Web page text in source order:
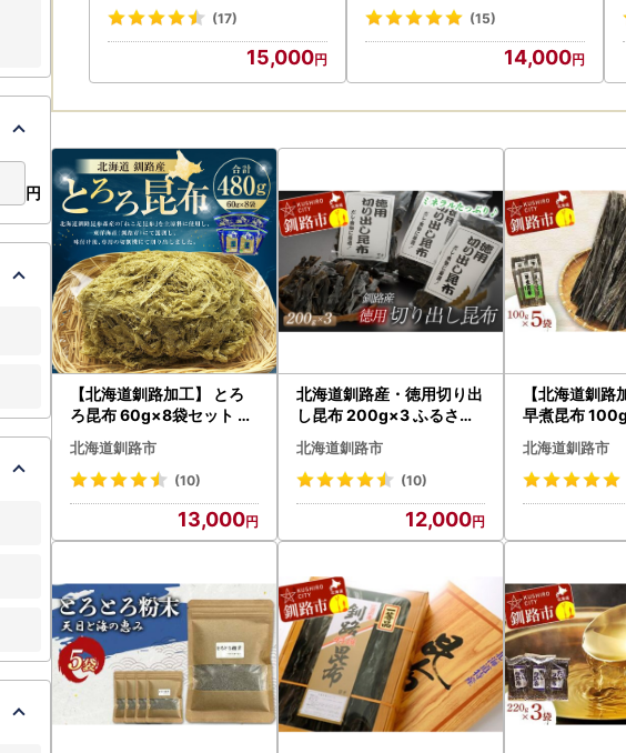
(17)
15,000
(15)
14,000
【北海道釧路加工】 とろ
ろ昆布 60g×8袋セット ふ
るさと納税 とろろ昆布 F4
F-8612
北海道釧路市
(10)
13,000
北海道釧路産・徳用切り出
し昆布 200g×3 ふるさと
納税 昆布 F4F-5161
北海道釧路市
(10)
12,000
【北海道釧路
早煮昆布
ふるさと納税
11
北海道釧路市
円